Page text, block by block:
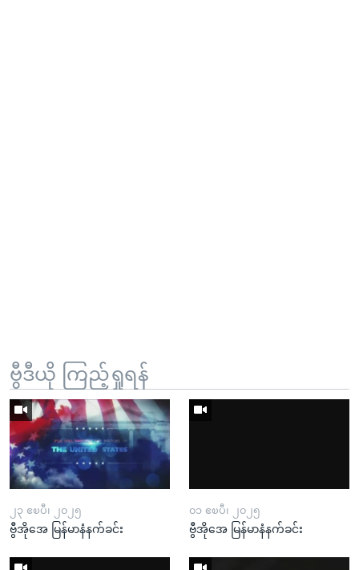
ဗွီဒီယို ကြည့်ရှုရန်
၂၃ ဧၿပီ၊ ၂၀၂၅
ဗွီအိုအေ မြန်မာနံနက်ခင်း
၀၁ ဧၿပီ၊ ၂၀၂၅
ဗွီအိုအေ မြန်မာနံနက်ခင်း